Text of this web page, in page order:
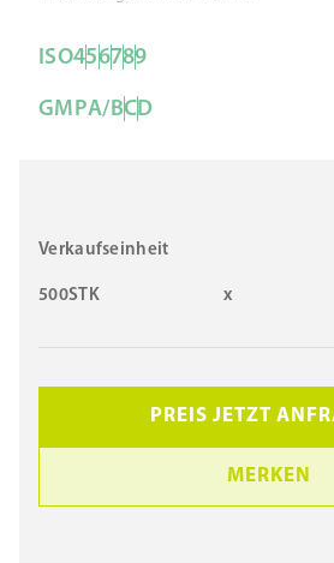
ISO456789
GMPA/BCD
Verkaufseinheit
500STK x
PREIS JETZT
MERKEN